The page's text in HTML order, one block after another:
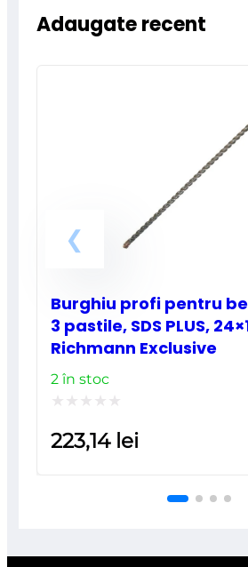
Adaugate recent
Burghiu profi pentru
3 pastile, SDS PLUS,
Richmann Exclusive
2 în stoc
la
223,14 lei